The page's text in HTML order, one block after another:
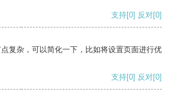
支持[0] 反对[0]
复杂，可以简化一下，比如将设置页面进行优
支持[0] 反对[0]